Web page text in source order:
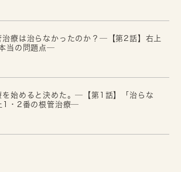
治療は治らなかったのか？─【第2話】右上
当の問題点─
を始めると決めた。─【第1話】「治らな
1・2番の根管治療─